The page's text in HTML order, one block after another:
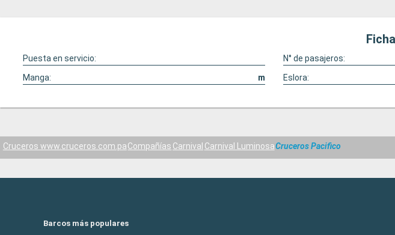
Puesta en servicio: N° de pasajeros:
Manga:
m Eslora:
Cruceros www.cruceros.com.paCompañías Carnival Carnival LuminosaCruceros Pacifico
Barcos más populares